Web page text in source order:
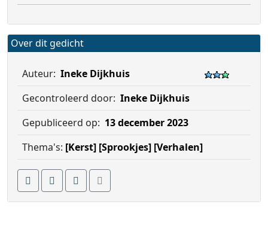
Over dit gedicht
Auteur: Ineke Dijkhuis
Gecontroleerd door: Ineke Dijkhuis
Gepubliceerd op: 13 december 2023
Thema's: [Kerst] [Sprookjes] [Verhalen]